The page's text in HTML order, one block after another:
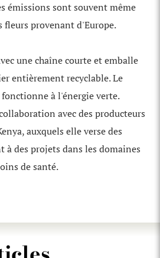
émissions sont souvent même
fleurs provenant d'Europe.
une chaîne courte et emballe
entièrement recyclable. Le
à l'énergie verte.
avec des producteurs
auxquels elle verse des
des projets dans les domaines
de santé.